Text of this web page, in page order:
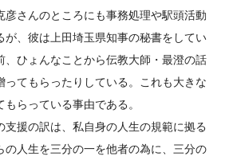
彦さんのところにも事務処理や駅頭活動
が、彼は上田埼玉県知事の秘書をしてい
、ひょんなことから伝教大師・最澄の話
ってもらったりしている。これも大きな
らっている事由である。
援の訳は、私自身の人生の規範に拠る
の人生を三分の一を他者の為に、三分の